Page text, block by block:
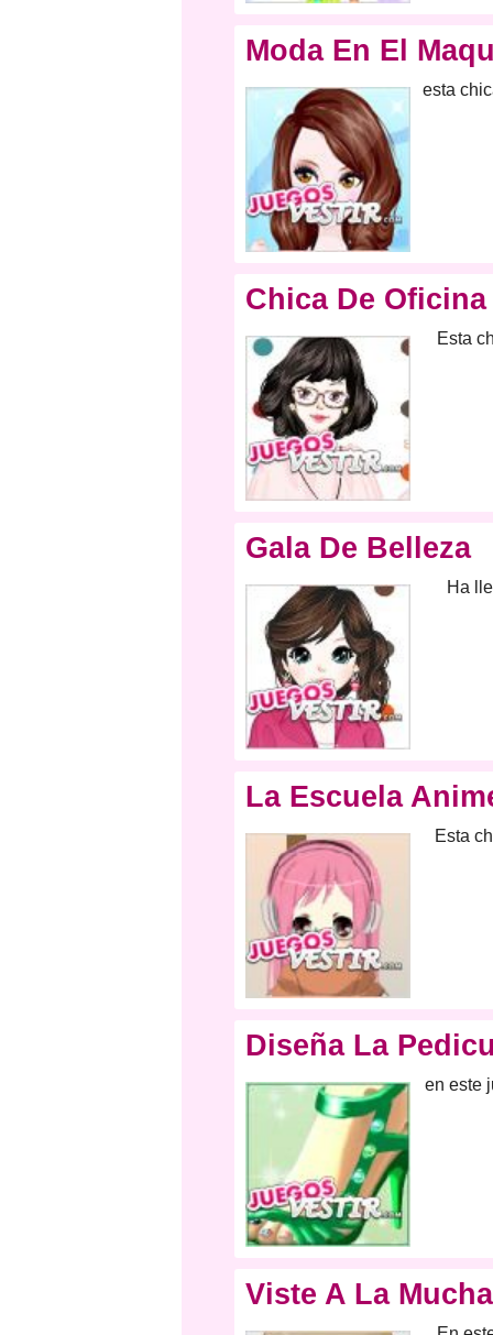
Moda En El
esta
Chica De Oficina
Esta
Gala De Belleza
Ha
La Escuela
Esta
Diseña La
en este
Viste A La